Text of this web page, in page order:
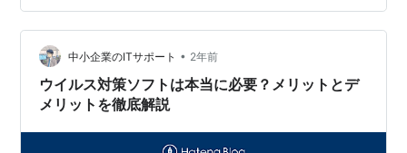
た“技術的にイヤなポイント” 1) Developer IDが生きてい
る間は「正規アプリっぽさ」が出る 2) “メモリ中心”は、
後から追…中小企業のITサポート • 2年前
ウイルス対策ソフトは本当に必要？メリットとデ
メリットを徹底解説